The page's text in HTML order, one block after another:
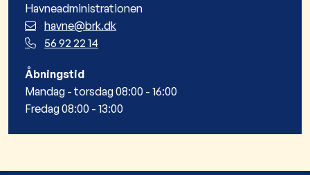
Havneadministrationen
havne@brk.dk
56 92 22 14
Åbningstid
Mandag - torsdag 08:00 - 16:00
Fredag 08:00 - 13:00